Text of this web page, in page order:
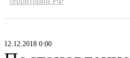
12.12.2018 0:00